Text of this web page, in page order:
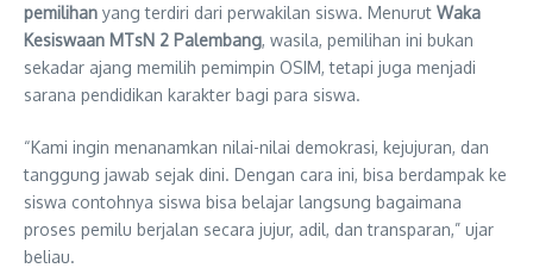
pemilihan yang terdiri dari perwakilan siswa. Menurut Waka
Kesiswaan MTsN 2 Palembang, wasila, pemilihan ini bukan
sekadar ajang memilih pemimpin OSIM, tetapi juga menjadi
sarana pendidikan karakter bagi para siswa.
“Kami ingin menanamkan nilai-nilai demokrasi, kejujuran, dan
tanggung jawab sejak dini. Dengan cara ini, bisa berdampak ke
siswa contohnya siswa bisa belajar langsung bagaimana
proses pemilu berjalan secara jujur, adil, dan transparan,” ujar
beliau.